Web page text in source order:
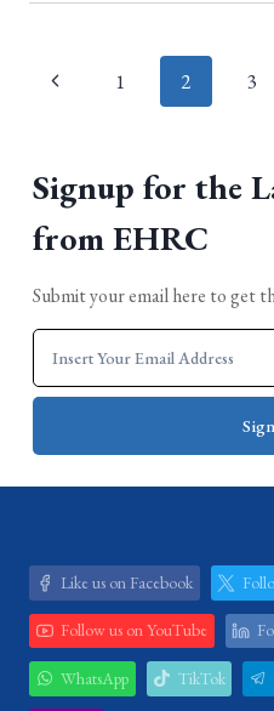
Page
1 2 3
Signup for the
from EHRC
Submit your email here to get
Like us on Facebook
Follow us on YouTube
WhatsApp TikTok